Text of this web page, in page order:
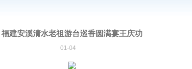
福建安溪清水老祖游台巡香圆满宴王庆功
01-04